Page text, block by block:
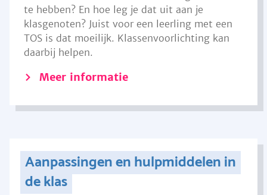
te hebben? En hoe leg je dat uit aan je
klasgenoten? Juist voor een leerling met een
TOS is dat moeilijk. Klassenvoorlichting kan
daarbij helpen.
Meer informatie
Aanpassingen en hulpmiddelen in
de klas